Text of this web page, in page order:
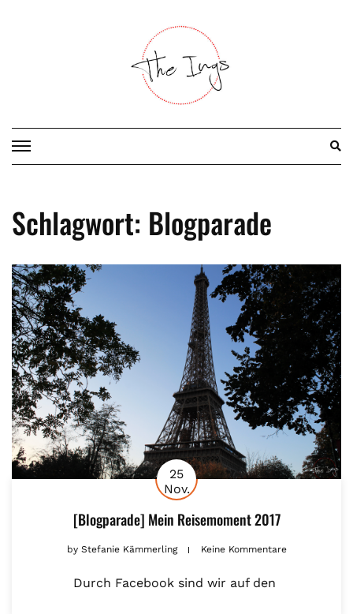
Schlagwort: Blogparade
25
Nov.
[Blogparade] Mein Reisemoment 2017
byStefanie Kämmerling Keine Kommentare
Durch Facebook sind wir auf den